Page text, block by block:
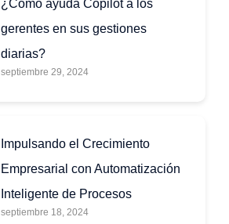
¿Cómo ayuda Copilot a los
gerentes en sus gestiones
diarias?
septiembre 29, 2024
Impulsando el Crecimiento
Empresarial con Automatización
Inteligente de Procesos
septiembre 18, 2024